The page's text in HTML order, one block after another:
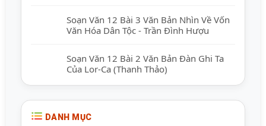
Soạn Văn 12 Bài 3 Văn Bản Nhìn Về Vốn
Văn Hóa Dân Tộc - Trần Đình Hượu
Soạn Văn 12 Bài 2 Văn Bản Đàn Ghi Ta
Của Lor-Ca (Thanh Thảo)
DANH MỤC